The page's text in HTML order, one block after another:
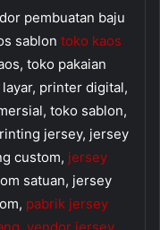
pembuatan baju
sablon toko kaos
toko pakaian
printer digital,
toko sablon,
jersey, jersey
custom, jersey
satuan, jersey
pabrik jersey
, vendor jersey